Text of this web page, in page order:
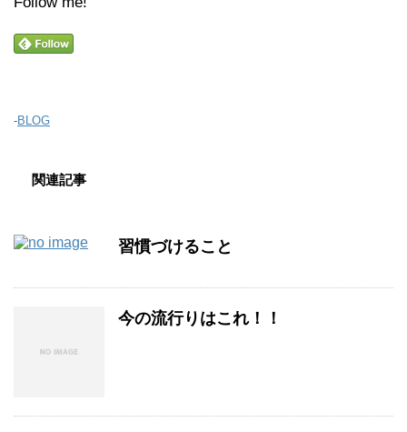
-BLOG
関連記事
習慣づけること
今の流行りはこれ！！